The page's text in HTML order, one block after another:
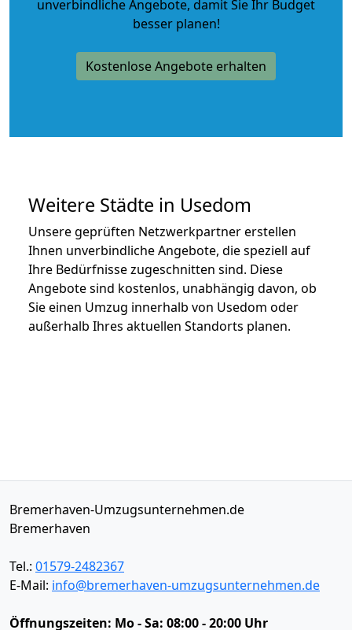
unverbindliche Angebote, damit Sie Ihr Budget
besser planen!
Kostenlose Angebote erhalten
Weitere Städte in Usedom
Unsere geprüften Netzwerkpartner erstellen
Ihnen unverbindliche Angebote, die speziell auf
Ihre Bedürfnisse zugeschnitten sind. Diese
Angebote sind kostenlos, unabhängig davon, ob
Sie einen Umzug innerhalb von Usedom oder
außerhalb Ihres aktuellen Standorts planen.
Bremerhaven-Umzugsunternehmen.de
Bremerhaven
Tel.: 01579-2482367
E-Mail: info@bremerhaven-umzugsunternehmen.de
Öffnungszeiten: Mo - Sa: 08:00 - 20:00 Uhr